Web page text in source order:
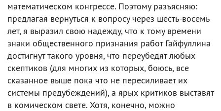
математическом конгрессе. Поэтому разъясняю:
предлагая вернуться к вопросу через шесть-восемь
лет, я выразил свою надежду, что к тому времени
знаки общественного признания работ Гайфуллина
достигнут такого уровня, что переубедят любых
скептиков (для многих из которых, боюсь, все
сказанное выше пока что не пересиливает их
системы предубеждений), а ярых критиков выставят
в комическом свете. Хотя, конечно, можно